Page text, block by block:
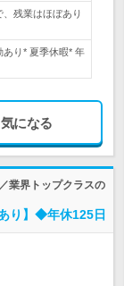
残業はほぼあり
り* 夏季休暇* 年
気になる
業界トップクラスの
り】◆年休125日